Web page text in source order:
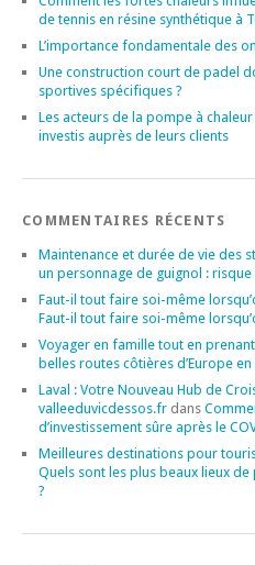
de tennis en résine synthétique à
L’importance fondamentale des
Une construction court de padel
sportives spécifiques ?
Les acteurs de la pompe à
investis auprès de leurs clients
COMMENTAIRES RÉCENTS
Maintenance et durée de vie des
un personnage de guignol : risque
Faut-il tout faire soi-même
Faut-il tout faire soi-même
Voyager en famille tout en
belles routes côtières d’Europe
Laval : Votre Nouveau Hub de
valleeduvicdessos.fr dans
d’investissement sûre après le
Meilleures destinations pour
Quels sont les plus beaux lieux
?